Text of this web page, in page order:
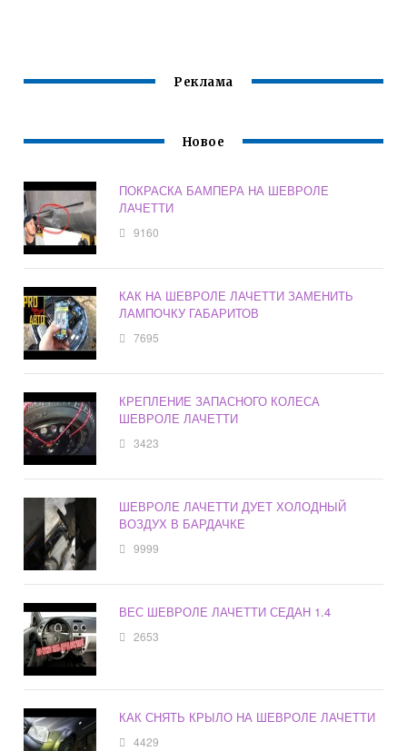
Реклама
Новое
ПОКРАСКА БАМПЕРА НА ШЕВРОЛЕ
ЛАЧЕТТИ
9160
КАК НА ШЕВРОЛЕ ЛАЧЕТТИ ЗАМЕНИТЬ
ЛАМПОЧКУ ГАБАРИТОВ
7695
КРЕПЛЕНИЕ ЗАПАСНОГО КОЛЕСА
ШЕВРОЛЕ ЛАЧЕТТИ
3423
ШЕВРОЛЕ ЛАЧЕТТИ ДУЕТ ХОЛОДНЫЙ
ВОЗДУХ В БАРДАЧКЕ
9999
ВЕС ШЕВРОЛЕ ЛАЧЕТТИ СЕДАН 1.4
2653
КАК СНЯТЬ КРЫЛО НА ШЕВРОЛЕ ЛАЧЕТТИ
4429